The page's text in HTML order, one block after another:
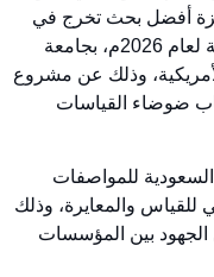
أفضل بحث تخرج في
المؤتمر الطلابي للجمعية النووية الأمريكية لعام 2026م، بجامعة
وذلك عن مشروع
ضوضاء القياسات
السعودية للمواصفات
للقياس والمعايرة، وذلك
الجهود بين المؤسسات